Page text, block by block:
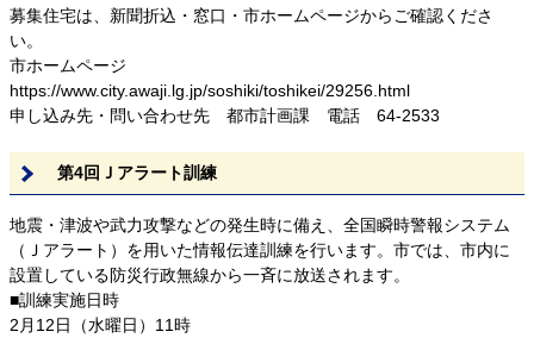
募集住宅は、新聞折込・窓口・市ホームページからご確認くださ
い。
市ホームページ
https://www.city.awaji.lg.jp/soshiki/toshikei/29256.html
申し込み先・問い合わせ先 都市計画課 電話 64-2533
第4回Ｊアラート訓練
地震・津波や武力攻撃などの発生時に備え、全国瞬時警報システム
（Ｊアラート）を用いた情報伝達訓練を行います。市では、市内に
設置している防災行政無線から一斉に放送されます。
■訓練実施日時
2月12日（水曜日）11時